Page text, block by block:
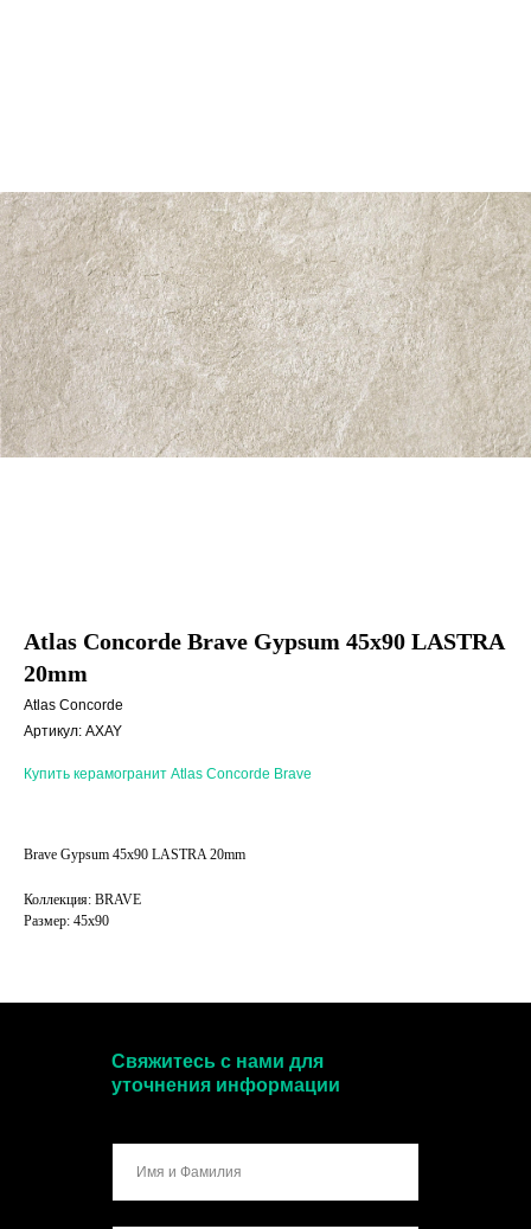
Atlas Concorde Brave Gypsum 45x90 LASTRA
20mm
Atlas Concorde
Артикул: AXAY
Купить керамогранит Atlas Concorde Brave
Brave Gypsum 45x90 LASTRA 20mm
Коллекция: BRAVE
Размер: 45x90
Свяжитесь с нами для
уточнения информации